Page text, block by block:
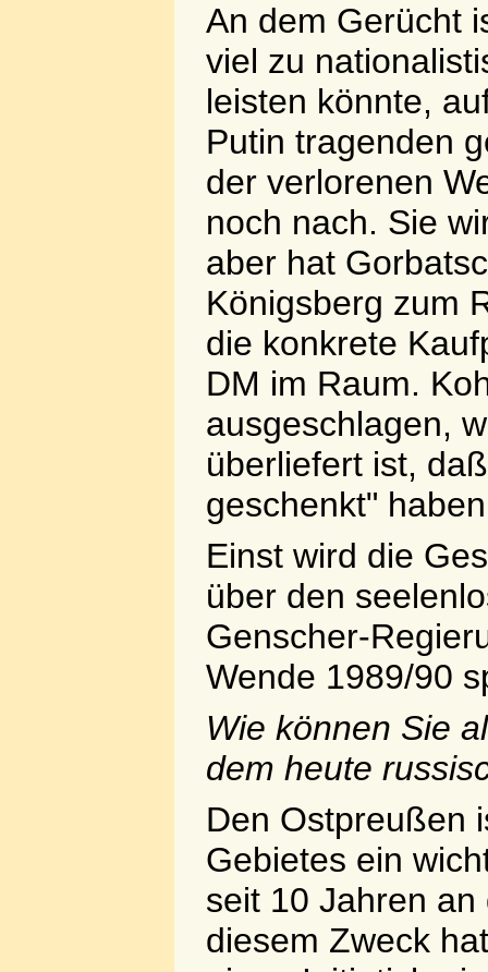
An dem Gerücht
viel zu
leisten könnte,
Putin tragenden
der verlorenen
noch nach. Sie
aber hat
Königsberg zum
die konkrete
DM im Raum.
ausgeschlagen,
überliefert ist,
geschenkt"
Einst wird die
über den
Genscher-
Wende 1989/90
Wie können Sie
dem heute
Den Ostpreußen
Gebietes ein
seit 10 Jahren
diesem Zweck